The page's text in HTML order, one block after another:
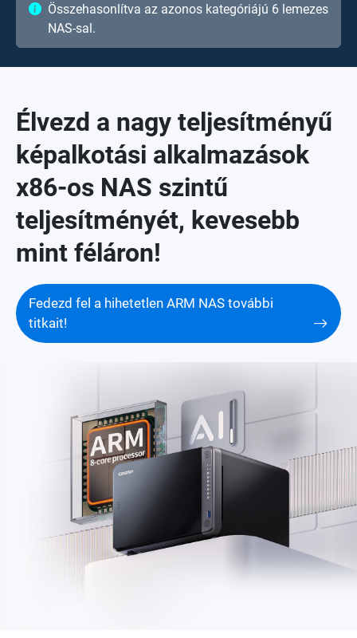
Összehasonlítva az azonos kategóriájú 6 lemezes
NAS-sal.
Élvezd a nagy teljesítményű
képalkotási alkalmazások
x86-os NAS szintű
teljesítményét, kevesebb
mint féláron!
Fedezd fel a hihetetlen ARM NAS további
titkait!